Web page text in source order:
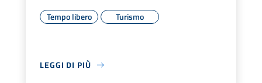
Tempo libero Turismo
LEGGI DI PIÙ